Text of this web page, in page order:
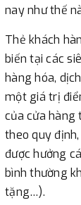
nay như thế
Thẻ khách
biến tại các
hàng hóa,
một giá trị
của cửa hàng
theo quy
được hưởng
bình thường
tặng…).